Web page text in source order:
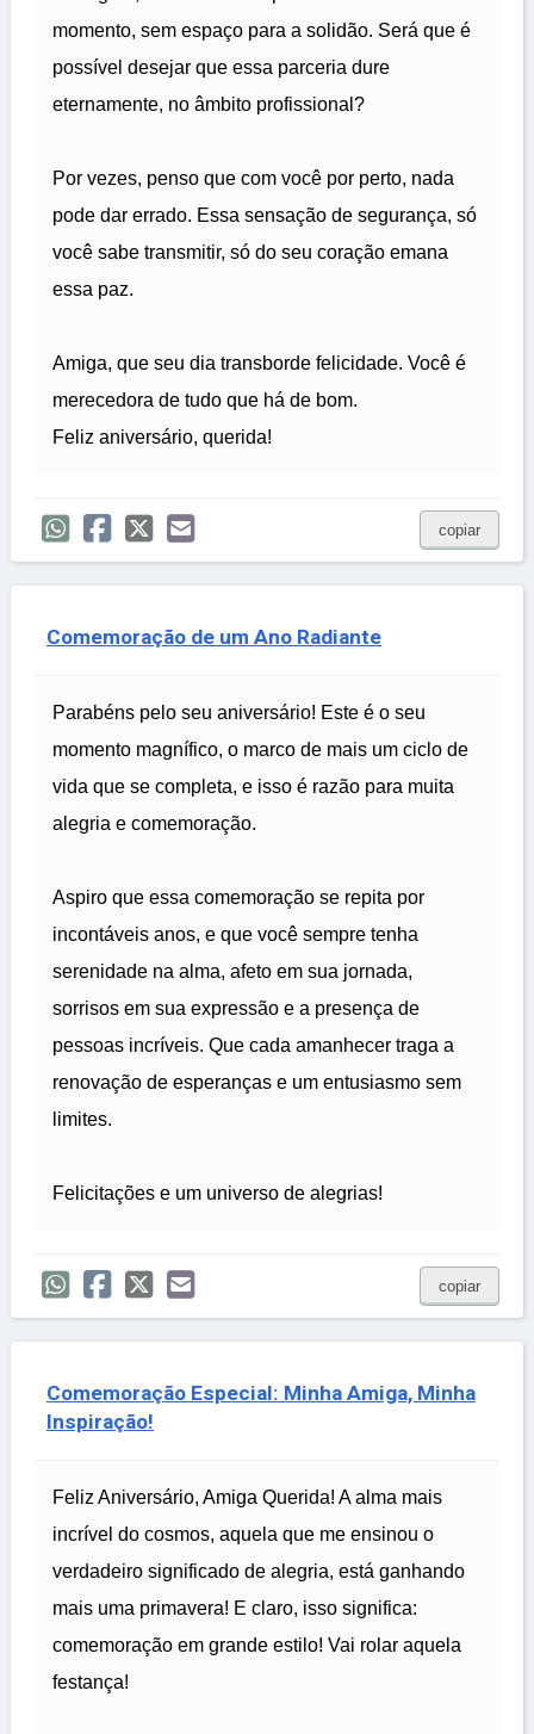
momento, sem espaço para a solidão. Será que é
possível desejar que essa parceria dure
eternamente, no âmbito profissional?
Por vezes, penso que com você por perto, nada
pode dar errado. Essa sensação de segurança, só
você sabe transmitir, só do seu coração emana
essa paz.
Amiga, que seu dia transborde felicidade. Você é
merecedora de tudo que há de bom.
Feliz aniversário, querida!
copiar
Comemoração de um Ano Radiante
Parabéns pelo seu aniversário! Este é o seu
momento magnífico, o marco de mais um ciclo de
vida que se completa, e isso é razão para muita
alegria e comemoração.
Aspiro que essa comemoração se repita por
incontáveis anos, e que você sempre tenha
serenidade na alma, afeto em sua jornada,
sorrisos em sua expressão e a presença de
pessoas incríveis. Que cada amanhecer traga a
renovação de esperanças e um entusiasmo sem
limites.
Felicitações e um universo de alegrias!
copiar
Comemoração Especial: Minha Amiga, Minha
Inspiração!
Feliz Aniversário, Amiga Querida! A alma mais
incrível do cosmos, aquela que me ensinou o
verdadeiro significado de alegria, está ganhando
mais uma primavera! E claro, isso significa:
comemoração em grande estilo! Vai rolar aquela
festança!